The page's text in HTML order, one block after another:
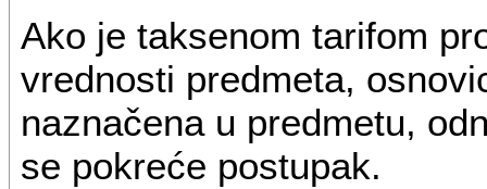
Ako je taksenom tarifom
vrednosti predmeta,
naznačena u predmetu,
se pokreće postupak.